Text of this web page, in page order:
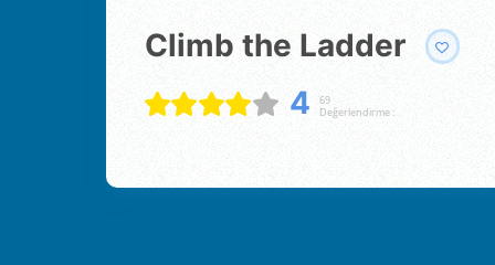
Climb the Ladder
4
69
Değerlendirme :